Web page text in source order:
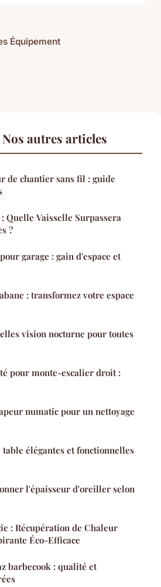
Équipement
autres articles
de chantier sans fil : guide
Quelle Vaisselle Surpassera
?
garage : gain d'espace et
: transformez votre espace
vision nocturne pour toutes
pour monte-escalier droit :
numatic pour un nettoyage
table élégantes et fonctionnelles
l'épaisseur d'oreiller selon
: Récupération de Chaleur
Éco-Efficace
barbecook : qualité et